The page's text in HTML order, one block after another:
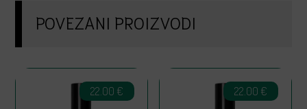
POVEZANI PROIZVODI
22.00 € 22.00 €